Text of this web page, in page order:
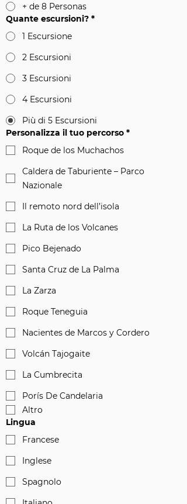
+ de 8 Personas
Quante escursioni? *
1 Escursione
2 Escursioni
3 Escursioni
4 Escursioni
Più di 5 Escursioni
Personalizza il tuo percorso *
Roque de los Muchachos
Caldera de Taburiente – Parco
Nazionale
Il remoto nord dell’isola
La Ruta de los Volcanes
Pico Bejenado
Santa Cruz de La Palma
La Zarza
Roque Teneguia
Nacientes de Marcos y Cordero
Volcán Tajogaite
La Cumbrecita
Porís De Candelaria
Altro
Lingua
Francese
Inglese
Spagnolo